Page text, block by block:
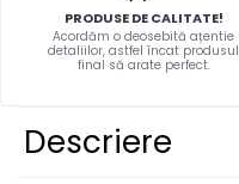
VOLVO CAMIOANE
STICKERE MOTO/ATV
4X4/OFF ROAD STICKER
BABY ON BOARD
PRODUSE DE CALITATE!
Acordăm o deosebită ațentie
detaliilor, astfel încat produsul
final să arate perfect.
Descriere